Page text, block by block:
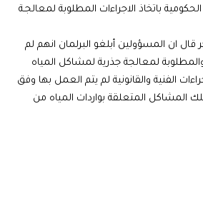
باتخاذ الاجراءات المطلوبة لمعالجـة
قال ان المسؤولين أبلغو البرلمان انهم لم
والمطلوبة لمعالجة جذرية لمشاكل المياه
الفنية والقانونية لم يتم العمل بها وفق
المشاكل المتعلقة بواردات المياه من